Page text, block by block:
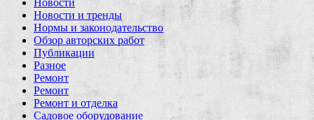
Новости и тренды
Нормы и законодательство
Обзор авторских работ
Публикации
Разное
Ремонт
Ремонт
Ремонт и отделка
Садовое оборудование